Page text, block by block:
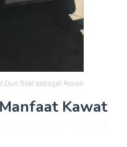
Duri Silet sebagai Acuan
Kawat